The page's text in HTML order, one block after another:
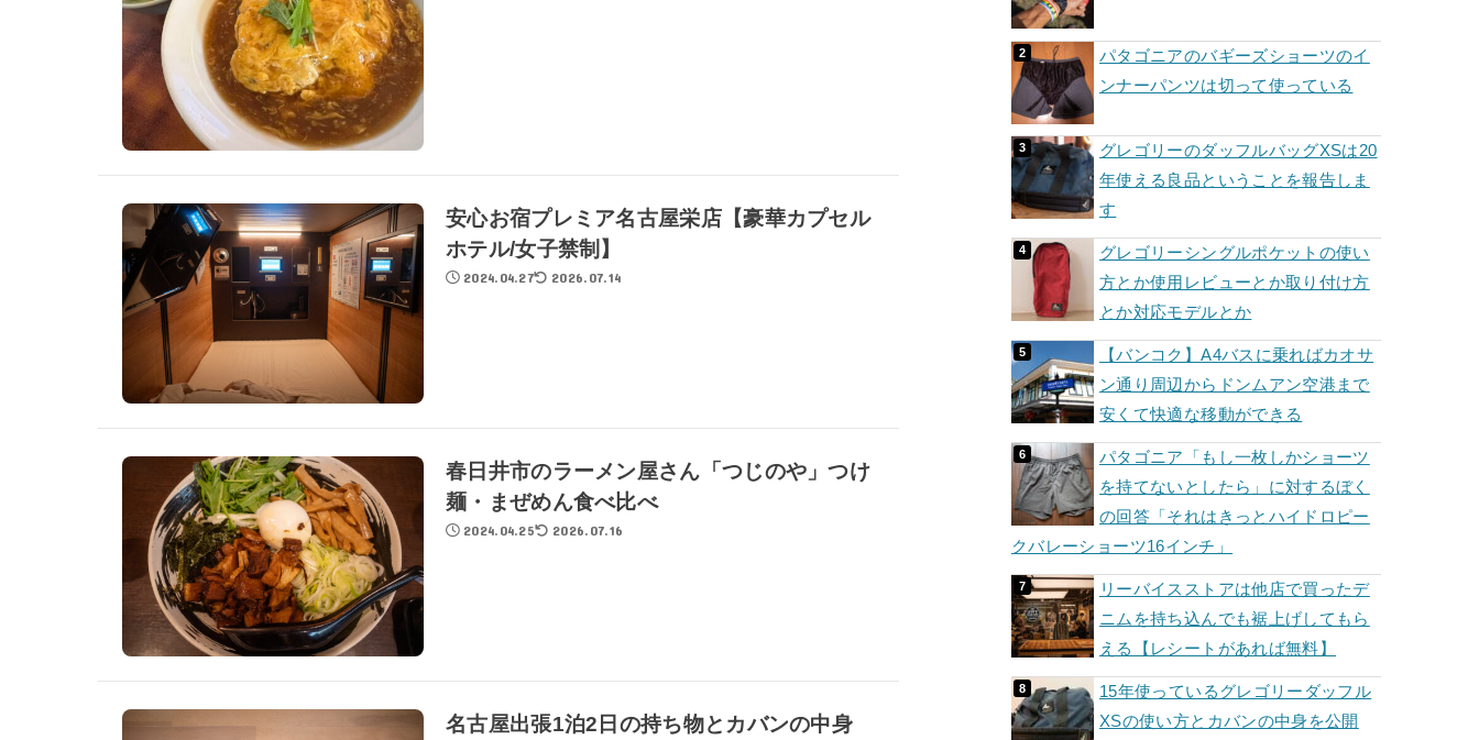
安心お宿プレミア名古屋栄店【豪華カプセル
ホテル/女子禁制】
2024.04.27 2026.07.14
春日井市のラーメン屋さん「つじのや」つけ
麺・まぜめん食べ比べ
2024.04.25 2026.07.16
名古屋出張1泊2日の持ち物とカバンの中身
パタゴニアのバギーズショーツのイ
ンナーパンツは切って使っている
グレゴリーのダッフルバッグXSは20
年使える良品ということを報告しま
す
グレゴリーシングルポケットの使い
方とか使用レビューとか取り付け方
とか対応モデルとか
【バンコク】A4バスに乗ればカオサ
ン通り周辺からドンムアン空港まで
安くて快適な移動ができる
パタゴニア「もし一枚しかショーツ
を持てないとしたら」に対するぼく
の回答「それはきっとハイドロピー
クバレーショーツ16インチ」
リーバイスストアは他店で買ったデ
ニムを持ち込んでも裾上げしてもら
える【レシートがあれば無料】
15年使っているグレゴリーダッフル
XSの使い方とカバンの中身を公開